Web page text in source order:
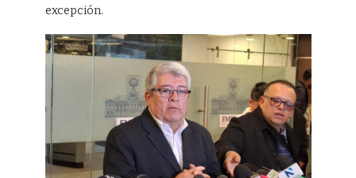
excepción.